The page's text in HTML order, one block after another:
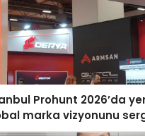
Prohunt 2026’da
marka vizyonunu